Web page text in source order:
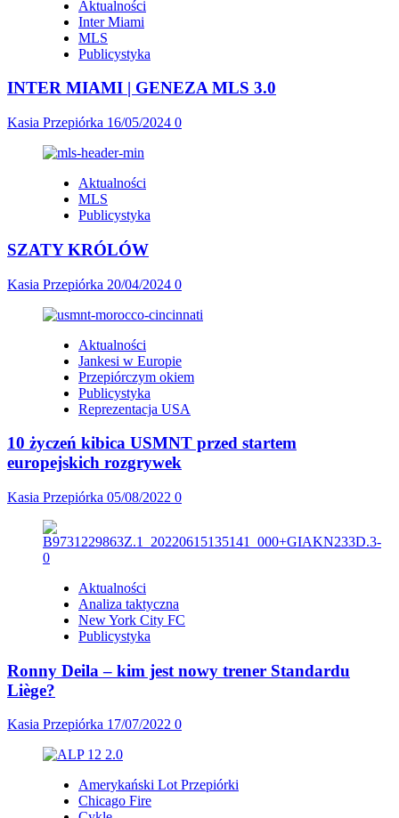
Aktualności
Inter Miami
MLS
Publicystyka
INTER MIAMI | GENEZA MLS 3.0
Kasia Przepiórka 16/05/2024 0
Aktualności
MLS
Publicystyka
SZATY KRÓLÓW
Kasia Przepiórka 20/04/2024 0
Aktualności
Jankesi w Europie
Przepiórczym okiem
Publicystyka
Reprezentacja USA
10 życzeń kibica USMNT przed startem
europejskich rozgrywek
Kasia Przepiórka 05/08/2022 0
Aktualności
Analiza taktyczna
New York City FC
Publicystyka
Ronny Deila – kim jest nowy trener Standardu
Liège?
Kasia Przepiórka 17/07/2022 0
Amerykański Lot Przepiórki
Chicago Fire